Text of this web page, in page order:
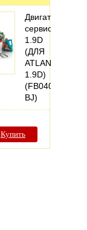
Двигатель
сервисный
1.9D
(ДЛЯ
ATLANT
1.9D)
(FB040-
BJ)
Купить